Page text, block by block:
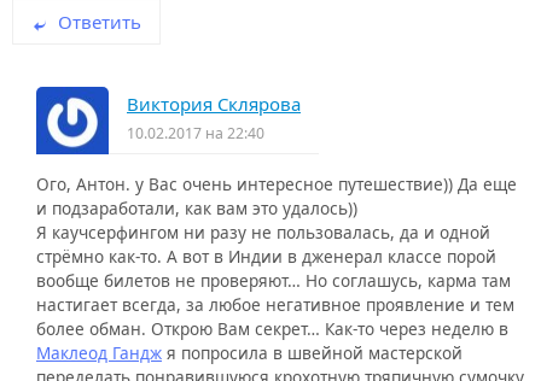
Ответить
Виктория Склярова
10.02.2017 на 22:40
Ого, Антон. у Вас очень интересное путешествие)) Да еще
и подзаработали, как вам это удалось))
Я каучсерфингом ни разу не пользовалась, да и одной
стрёмно как-то. А вот в Индии в дженерал классе порой
вообще билетов не проверяют… Но соглашусь, карма там
настигает всегда, за любое негативное проявление и тем
более обман. Открою Вам секрет… Как-то через неделю в
Маклеод Гандж я попросила в швейной мастерской
переделать понравившуюся крохотную тряпичную сумочку